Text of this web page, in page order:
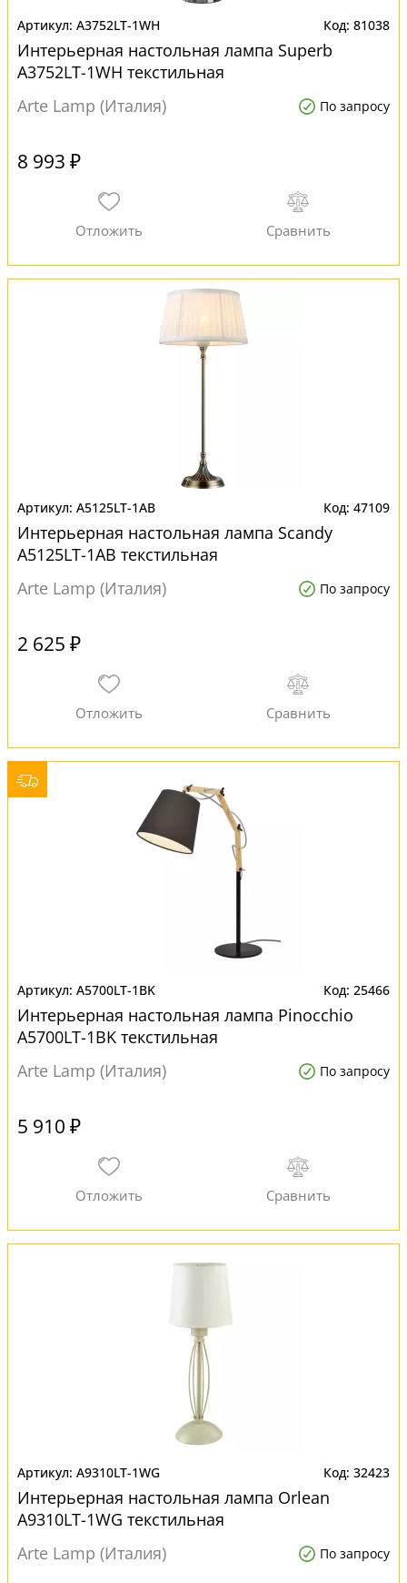
A3752LT-1WH 81038
Интерьерная настольная лампа Superb
A3752LT-1WH текстильная
Arte Lamp (Италия)
По запросу
8 993 ₽
A5125LT-1AB 47109
Интерьерная настольная лампа Scandy
A5125LT-1AB текстильная
Arte Lamp (Италия)
По запросу
2 625 ₽
A5700LT-1BK 25466
Интерьерная настольная лампа Pinocchio
A5700LT-1BK текстильная
Arte Lamp (Италия)
По запросу
5 910 ₽
A9310LT-1WG 32423
Интерьерная настольная лампа Orlean
A9310LT-1WG текстильная
Arte Lamp (Италия)
По запросу